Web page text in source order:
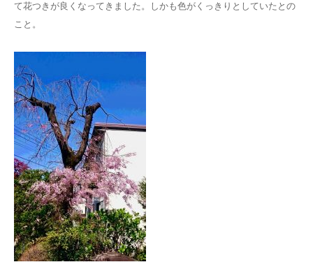
て花つきが良くなってきました。しかも色がくっきりとしていたとの
こと。